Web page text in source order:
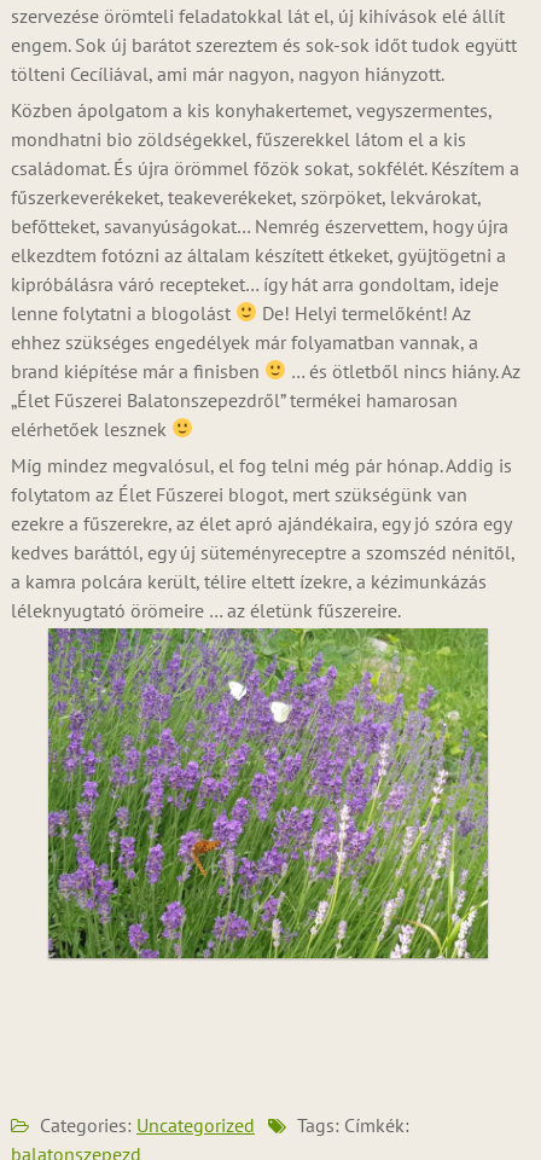
szervezése örömteli feladatokkal lát el, új kihívások elé állít
engem. Sok új barátot szereztem és sok-sok időt tudok együtt
tölteni Cecíliával, ami már nagyon, nagyon hiányzott.
Közben ápolgatom a kis konyhakertemet, vegyszermentes,
mondhatni bio zöldségekkel, fűszerekkel látom el a kis
családomat. És újra örömmel főzök sokat, sokfélét. Készítem a
fűszerkeverékeket, teakeverékeket, szörpöket, lekvárokat,
befőtteket, savanyúságokat… Nemrég észervettem, hogy újra
elkezdtem fotózni az általam készített étkeket, gyüjtögetni a
kipróbálásra váró recepteket… így hát arra gondoltam, ideje
lenne folytatni a blogolást
De! Helyi termelőként! Az
ehhez szükséges engedélyek már folyamatban vannak, a
brand kiépítése már a finisben
… és ötletből nincs hiány. Az
„Élet Fűszerei Balatonszepezdről” termékei hamarosan
elérhetőek lesznek
Míg mindez megvalósul, el fog telni még pár hónap. Addig is
folytatom az Élet Fűszerei blogot, mert szükségünk van
ezekre a fűszerekre, az élet apró ajándékaira, egy jó szóra egy
kedves baráttól, egy új süteményreceptre a szomszéd nénitől,
a kamra polcára került, télire eltett ízekre, a kézimunkázás
léleknyugtató örömeire … az életünk fűszereire.
Categories: Uncategorized
Tags: Címkék:
balatonszepezd